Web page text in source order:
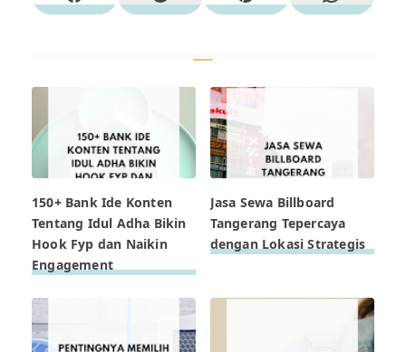
150+ Bank Ide Konten
Tentang Idul Adha Bikin
Hook Fyp dan Naikin
Engagement
Jasa Sewa Billboard
Tangerang Tepercaya
dengan Lokasi Strategis